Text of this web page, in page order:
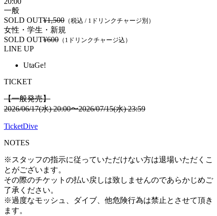
一般
SOLD OUT¥1,500 （税込 / 1ドリンクチャージ別）
女性・学生・新規
SOLD OUT¥600 （1ドリンクチャージ込）
LINE UP
UtaGe!
TICKET
【一般発売】
2026/06/17(水) 20:00〜2026/07/15(水) 23:59
TicketDive
NOTES
※スタッフの指示に従っていただけない方は退場いただくこ
とがございます。
その際のチケットの払い戻しは致しませんのであらかじめご
了承ください。
※過度なモッシュ、ダイブ、他危険行為は禁止とさせて頂き
ます。